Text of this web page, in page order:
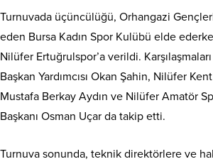
Turnuvada üçüncülüğü, Orhangazi
eden Bursa Kadın Spor Kulübü elde
Nilüfer Ertuğrulspor’a verildi.
Başkan Yardımcısı Okan Şahin, Nilüfer
Mustafa Berkay Aydın ve Nilüfer Amatör
Başkanı Osman Uçar da takip etti.
Turnuva sonunda, teknik direktörlere ve